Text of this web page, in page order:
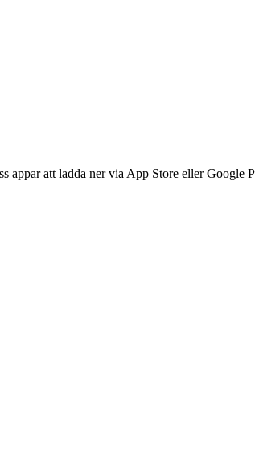
appar att ladda ner via App Store eller Google